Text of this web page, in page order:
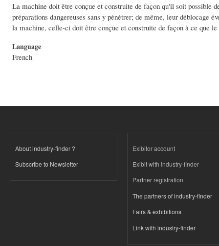
La machine doit être conçue et construite de façon qu'il soit possible
préparations dangereuses sans y pénétrer; de même, leur déblocage
la machine, celle-ci doit être conçue et construite de façon à ce que
Language
French
About industry-finder ?
Subscribe to Newsletter
Exibitor account
Exibit with Industry-finder
Partner registration
The partners of industry-finder
Fairs & exhibitions
Link with industry-finder